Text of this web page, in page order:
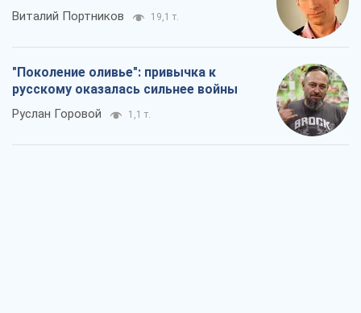
Виталий Портников 19,1 т.
"Поколение оливье": привычка к
русскому оказалась сильнее войны
Руслан Горовой 1,1 т.